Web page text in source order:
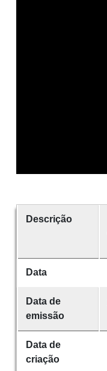
Descrição
Data
Data de
emissão
Data de
criação